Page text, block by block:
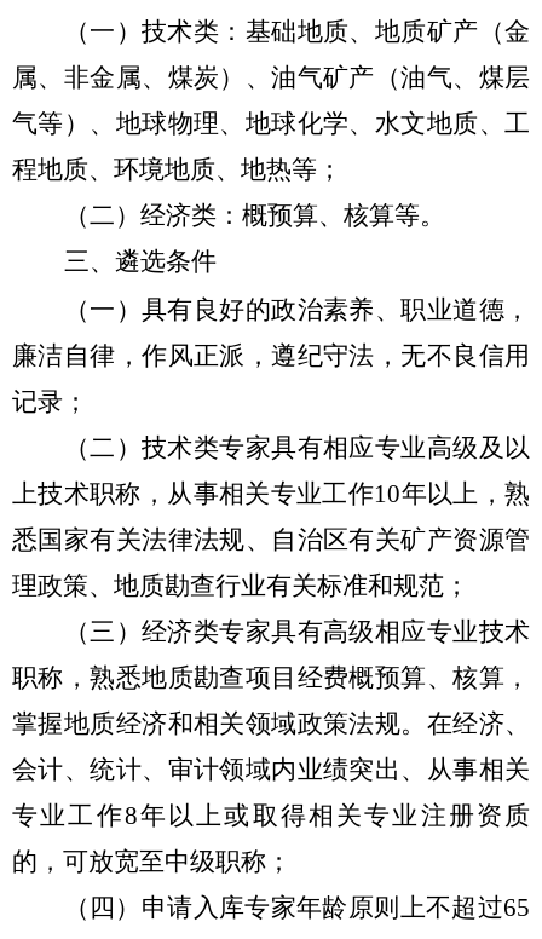
（一）技术类： 基础地质、地质矿产（金
属、非金属、煤炭）、油气矿产（油气、煤层
气等）、地球物理、地球化学、水文地质、工
程地质、环境地质、地热等；
（二）经济类： 概预算、核算等。
三、遴选条件
（一）具有良好的政治素养、职业道德，
廉洁自律，作风正派，遵纪守法，无不良信用
记录；
（二）技术类专家具有相应专业高级及以
上技术职称，从事相关专业工作10年以上，熟
悉国家有关法律法规、自治区有关矿产资源管
理政策、地质勘查行业有关标准和规范；
（三）经济类专家具有高级相应专业技术
职称，熟悉地质勘查项目经费概预算、核算，
掌握地质经济和相关领域政策法规。在经济、
会计、统计、审计领域内业绩突出、从事相关
专业工作8年以上或取得相关专业注册资质
的，可放宽至中级职称；
（四）申请入库专家年龄原则上不超过65